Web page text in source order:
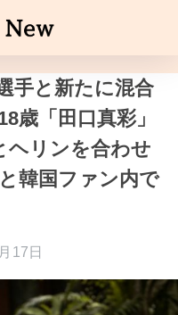
手と新たに混合
歳「田口真彩」
ヘリンを合わせ
韓国ファン内で
17日